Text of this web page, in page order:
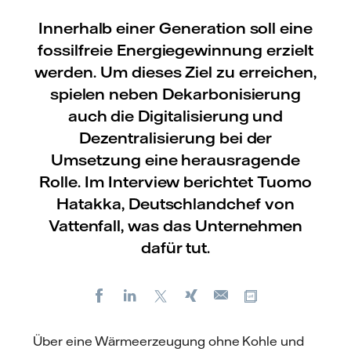
Innerhalb einer Generation soll eine
fossilfreie Energiegewinnung erzielt
werden. Um dieses Ziel zu erreichen,
spielen neben Dekarbonisierung
auch die Digitalisierung und
Dezentralisierung bei der
Umsetzung eine herausragende
Rolle. Im Interview berichtet Tuomo
Hatakka, Deutschlandchef von
Vattenfall, was das Unternehmen
dafür tut.
FacebookLinkedIn Xing
E-
Über eine Wärmeerzeugung ohne Kohle und